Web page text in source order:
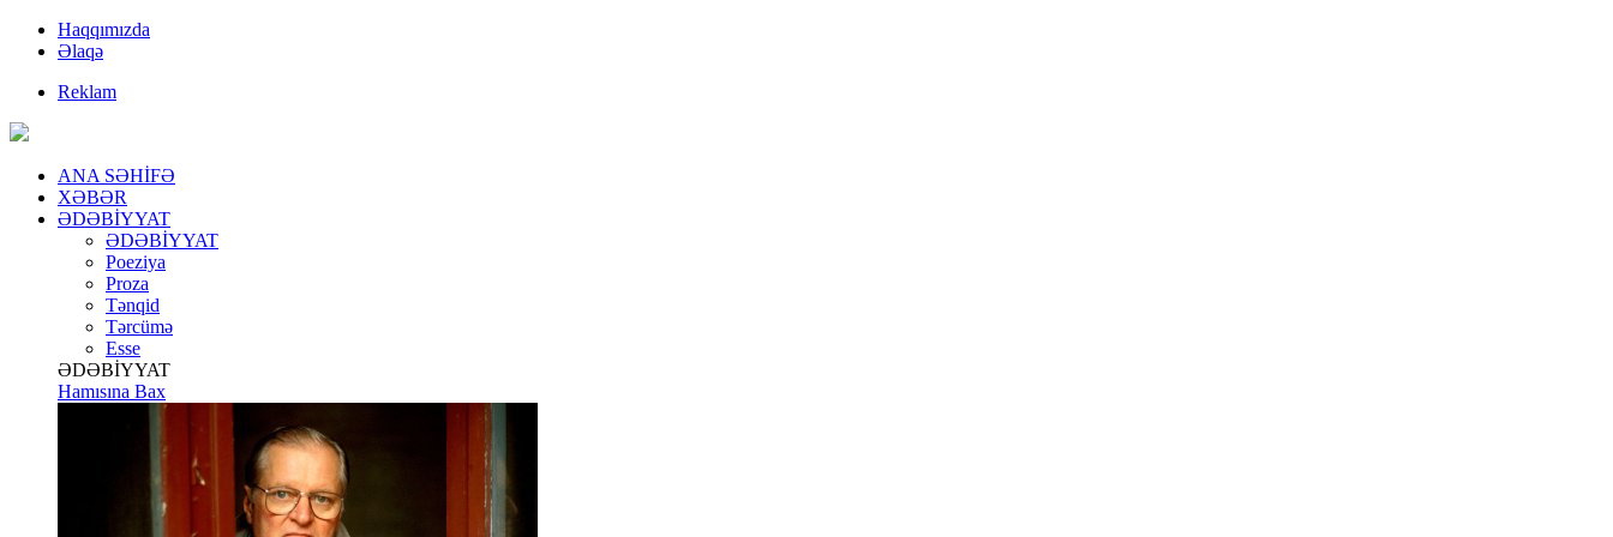
Haqqımızda
Əlaqə
Reklam
ANA SƏHİFƏ
XƏBƏR
ƏDƏBİYYAT
ƏDƏBİYYAT
Poeziya
Proza
Tənqid
Tərcümə
Esse
ƏDƏBİYYAT
Hamısına Bax